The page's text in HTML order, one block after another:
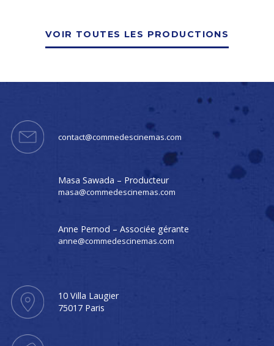
VOIR TOUTES LES PRODUCTIONS
contact@commedescinemas.com
Masa Sawada – Producteur
masa@commedescinemas.com
Anne Pernod – Associée gérante
anne@commedescinemas.com
10 Villa Laugier
75017 Paris